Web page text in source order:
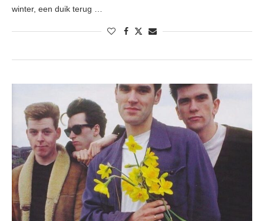
winter, een duik terug …